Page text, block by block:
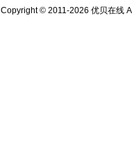
Copyright © 2011-2026 优贝在线